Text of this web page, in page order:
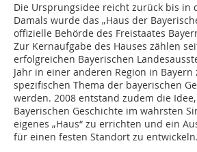
Die Ursprungsidee reicht zurück bis in
Damals wurde das „Haus der
offizielle Behörde des Freistaates
Zur Kernaufgabe des Hauses zählen
erfolgreichen Bayerischen
Jahr in einer anderen Region in Bayern
spezifischen Thema der bayerischen
werden. 2008 entstand zudem die
Bayerischen Geschichte im wahrsten
eigenes „Haus“ zu errichten und ein
für einen festen Standort zu entwickeln.